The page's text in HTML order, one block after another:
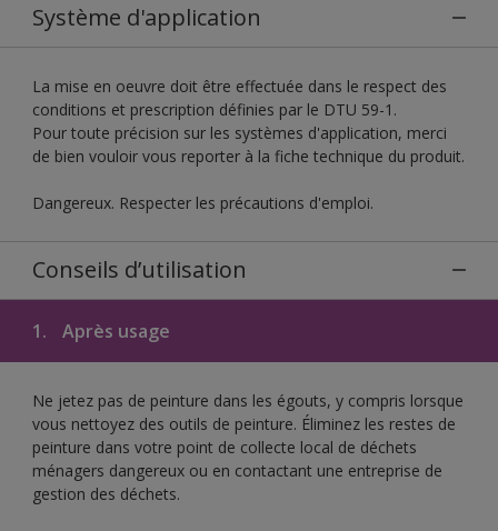
Système d'application
La mise en oeuvre doit être effectuée dans le respect des
conditions et prescription définies par le DTU 59-1.
Pour toute précision sur les systèmes d'application, merci
de bien vouloir vous reporter à la fiche technique du produit.
Dangereux. Respecter les précautions d'emploi.
Conseils d’utilisation
1. Après usage
Ne jetez pas de peinture dans les égouts, y compris lorsque
vous nettoyez des outils de peinture. Éliminez les restes de
peinture dans votre point de collecte local de déchets
ménagers dangereux ou en contactant une entreprise de
gestion des déchets.